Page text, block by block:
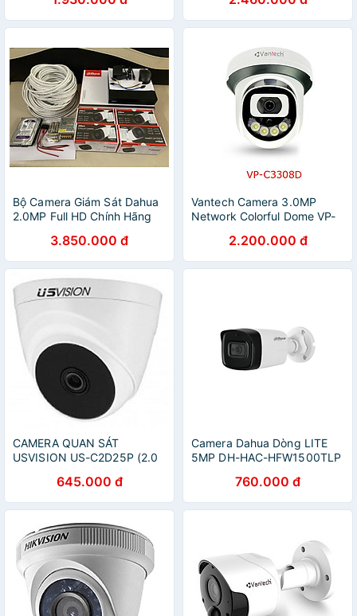
Bộ Camera Giám Sát Dahua
2.0MP Full HD Chính Hãng
3.850.000 đ
Vantech Camera 3.0MP
Network Colorful Dome VP-
2.200.000 đ
CAMERA QUAN SÁT
USVISION US-C2D25P (2.0
645.000 đ
Camera Dahua Dòng LITE
5MP DH-HAC-HFW1500TLP
760.000 đ